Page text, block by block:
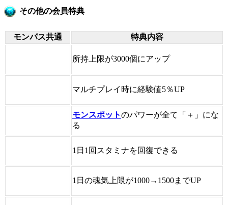
その他の会員特典
モンパス共通 特典内容
所持上限が3000個にアップ
マルチプレイ時に経験値5％UP
モンスポットのパワーが全て「＋」にな
る
1日1回スタミナを回復できる
1日の魂気上限が1000→1500までUP